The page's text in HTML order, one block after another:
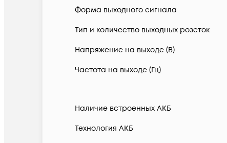
Форма выходного сигнала
Тип и количество выходных розеток
Напряжение на выходе (В)
Частота на выходе (Гц)
Наличие встроенных АКБ
Технология АКБ